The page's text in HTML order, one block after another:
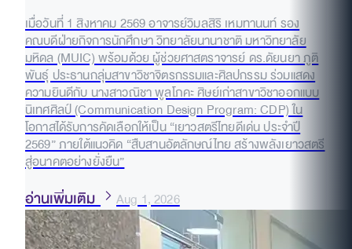
เมื่อวันที่ 1 สิงหาคม 2569 อาจารย์วิมลสิริ เหมทานนท์ รอง
คณบดีฝ่ายกิจการนักศึกษา วิทยาลัยนานาชาติ มหาวิทยาลัย
มหิดล (MUIC) พร้อมด้วย ผู้ช่วยศาสตราจารย์ ดร.ดัยนยา ภูติ
พันธุ์ ประธานกลุ่มสาขาวิชาจิตรกรรมและศิลปกรรม ร่วมแสดง
ความยินดีกับ นางสาวณิชา พูลโภคะ ศิษย์เก่าสาขาวิชาออกแบบ
นิเทศศิลป์ (Communication Design Program: CDP) ใน
โอกาสได้รับการคัดเลือกให้เป็น “เยาวสตรีไทยดีเด่น ประจำปี
2569” ภายใต้แนวคิด “สืบสานอัตลักษณ์ไทย สร้างพลังเยาวสตรี
สู่อนาคตอย่างยั่งยืน”
อ่านเพิ่มเติม Aug 1, 2026